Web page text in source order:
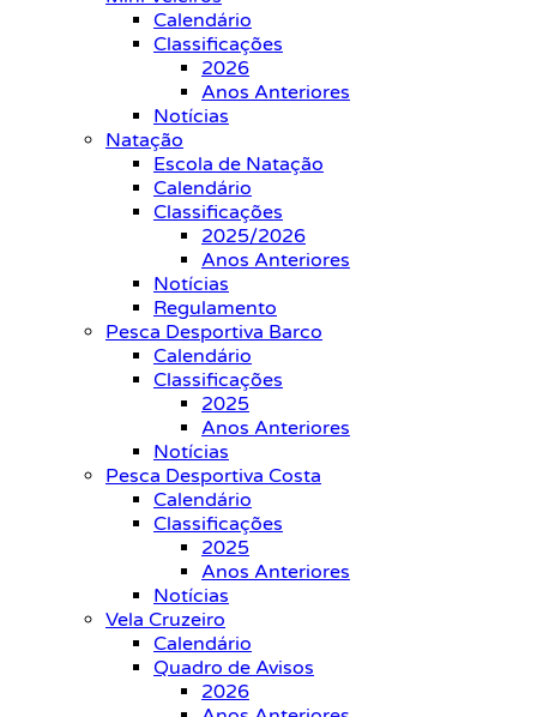
Calendário
Classificações
2026
Anos Anteriores
Notícias
Natação
Escola de Natação
Calendário
Classificações
2025/2026
Anos Anteriores
Notícias
Regulamento
Pesca Desportiva Barco
Calendário
Classificações
2025
Anos Anteriores
Notícias
Pesca Desportiva Costa
Calendário
Classificações
2025
Anos Anteriores
Notícias
Vela Cruzeiro
Calendário
Quadro de Avisos
2026